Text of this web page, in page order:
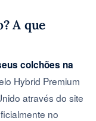
A que
colchões na
Hybrid Premium
através do site
no